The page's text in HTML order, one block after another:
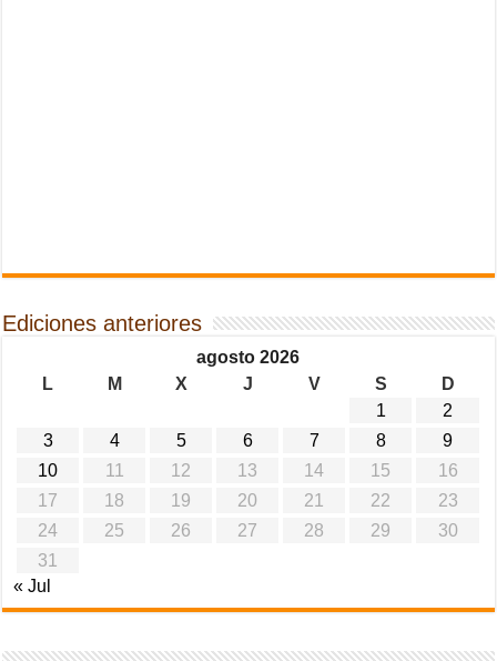
Ediciones anteriores
agosto 2026
L
M X J V S
D
1
2
3
4 5 6 7 8
9
10
11 12 13 14 15
16
17
18 19 20 21 22
23
24
25 26 27 28 29
30
31
« Jul